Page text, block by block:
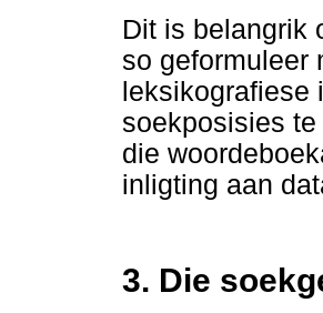
Dit is belangrik
so geformuleer
leksikografiese
soekposisies
die
inligting aan
3. Die